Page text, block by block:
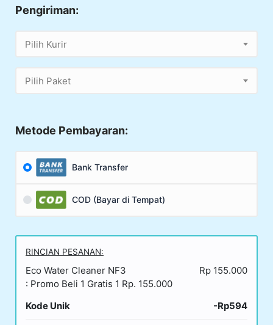
Pengiriman:
Pilih Kurir
Pilih Paket
Metode Pembayaran:
Bank Transfer
COD (Bayar di Tempat)
RINCIAN PESANAN:
Eco Water Cleaner NF3
: Promo Beli 1 Gratis 1 Rp. 155.000
Rp 155.000
Kode Unik -Rp594